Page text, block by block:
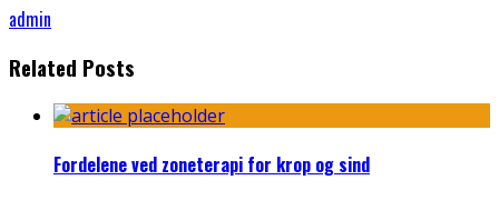
admin
Related Posts
Fordelene ved zoneterapi for krop og sind